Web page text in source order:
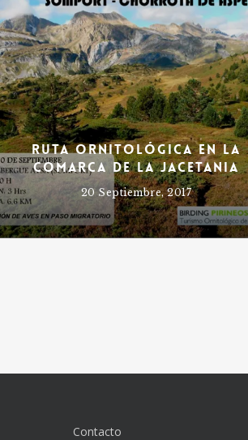
Ruta ornitológica en la
Comarca de la Jacetania
20 Septiembre, 2017
Contacto